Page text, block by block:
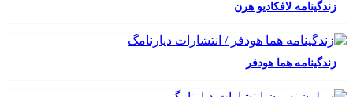
زندگینامه لافکادیو هرن
زندگینامه هما هودفر